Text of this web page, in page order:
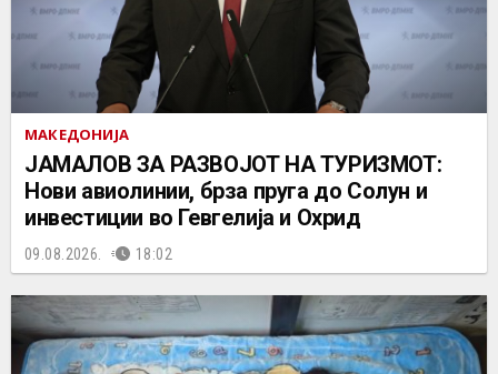
МАКЕДОНИЈА
ЈАМАЛОВ ЗА РАЗВОЈОТ НА ТУРИЗМОТ:
Нови авиолинии, брза пруга до Солун и
инвестиции во Гевгелија и Охрид
09.08.2026. 18:02